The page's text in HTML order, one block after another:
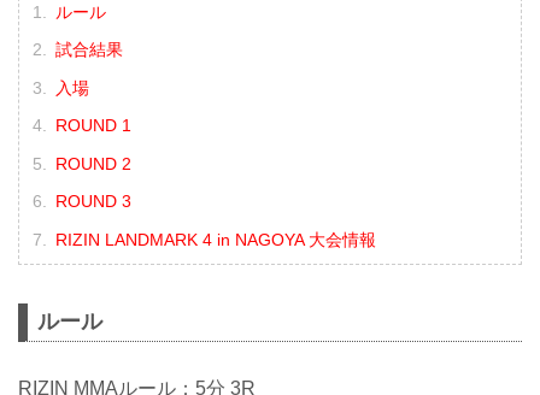
ルール
試合結果
入場
ROUND 1
ROUND 2
ROUND 3
RIZIN LANDMARK 4 in NAGOYA 大会情報
ルール
RIZIN MMAルール：5分 3R